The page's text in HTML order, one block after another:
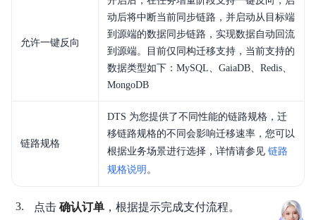
允许一键反向
动后将中断当前同步链路，并启动从目标端
到源端的数据同步链路，实现数据自动回流
到源端。目前仅同构迁移支持，当前支持的
数据类型如下：MySQL、GaiaDB、Redis、
MongoDB
链路规格
DTS 为您提供了不同性能的链路规格，迁
移链路规格的不同会影响迁移速率，您可以
根据业务场景进行选择，详情请参见 链路
规格说明 。
点击 确认订单 ，根据提示完成支付流程。